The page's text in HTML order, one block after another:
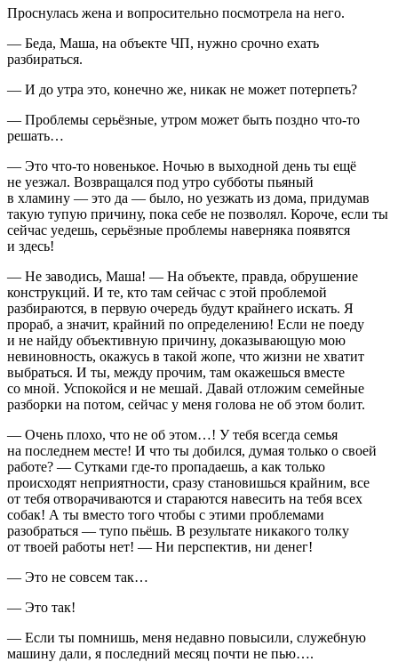
Проснулась жена и вопросительно посмотрела на него.
— Беда, Маша, на объекте ЧП, нужно срочно ехать
разбираться.
— И до утра это, конечно же, никак не может потерпеть?
— Проблемы серьёзные, утром может быть поздно что-то
решать…
— Это что-то новенькое. Ночью в выходной день ты ещё
не уезжал. Возвращался под утро субботы пьяный
в хламину — это да — было, но уезжать из дома, придумав
такую тупую причину, пока себе не позволял. Короче, если ты
сейчас уедешь, серьёзные проблемы наверняка появятся
и здесь!
— Не заводись, Маша! — На объекте, правда, обрушение
конструкций. И те, кто там сейчас с этой проблемой
разбираются, в первую очередь будут крайнего искать. Я
прораб, а значит, крайний по определению! Если не поеду
и не найду объективную причину, доказывающую мою
невиновность, окажусь в такой жопе, что жизни не хватит
выбраться. И ты, между прочим, там окажешься вместе
со мной. Успокойся и не мешай. Давай отложим семейные
разборки на потом, сейчас у меня голова не об этом болит.
— Очень плохо, что не об этом…! У тебя всегда семья
на последнем месте! И что ты добился, думая только о своей
работе? — Сутками где-то пропадаешь, а как только
происходят неприятности, сразу становишься крайним, все
от тебя отворачиваются и стараются навесить на тебя всех
собак! А ты вместо того чтобы с этими проблемами
разобраться — тупо пьёшь. В результате никакого толку
от твоей работы нет! — Ни перспектив, ни денег!
— Это не совсем так…
— Это так!
— Если ты помнишь, меня недавно повысили, служебную
машину дали, я последний месяц почти не пью….